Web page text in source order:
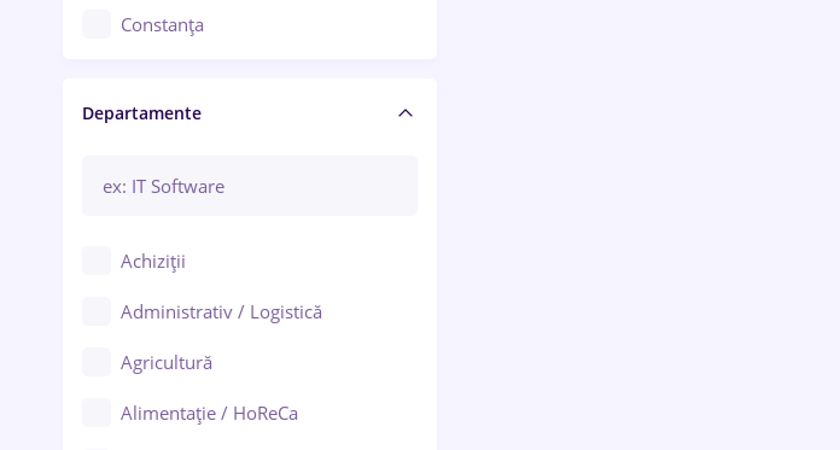
Constanța
Brașov
Bacău
Galați (Galați)
Ploiești
Departamente
Achiziții
Administrativ / Logistică
Agricultură
Alimentație / HoReCa